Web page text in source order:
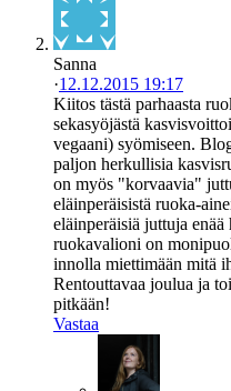
Sanna
·12.12.2015 19:17
Kiitos tästä parhaasta
sekasyöjästä
vegaani) syömiseen.
paljon herkullisia
on myös "korvaavia"
eläinperäisistä ruoka-
eläinperäisiä juttuja
ruokavalioni on
innolla miettimään mitä
Rentouttavaa joulua ja
pitkään!
Vastaa